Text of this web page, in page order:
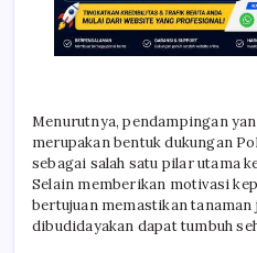
Menurutnya, pendampingan
merupakan bentuk dukungan
sebagai salah satu pilar utama
Selain memberikan motivasi
bertujuan memastikan tanaman
dibudidayakan dapat tumbuh